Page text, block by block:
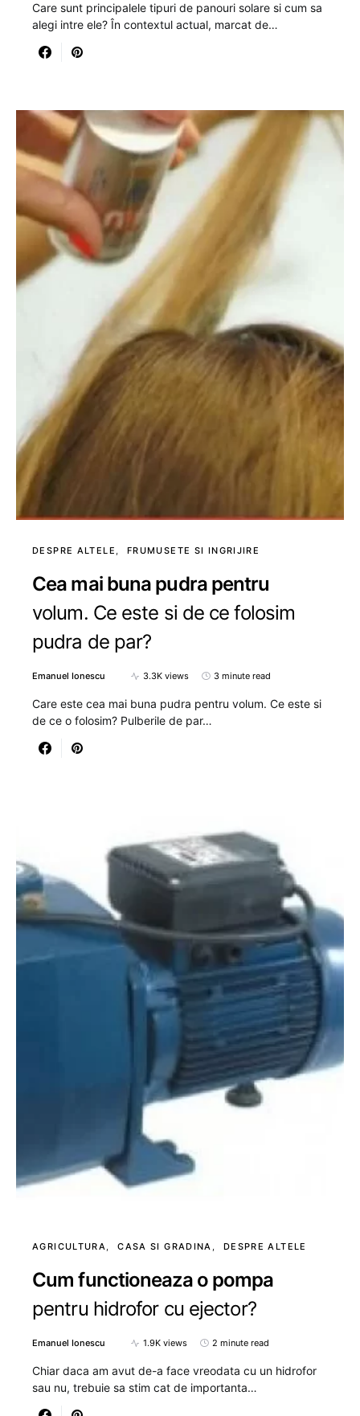
Care sunt principalele tipuri de panouri solare si cum sa
alegi intre ele? În contextul actual, marcat de…
DESPRE ALTELE FRUMUSETE SI INGRIJIRE
Cea mai buna pudra pentru
volum. Ce este si de ce folosim
pudra de par?
Emanuel Ionescu 3.3K views 3 minute read
Care este cea mai buna pudra pentru volum. Ce este si
de ce o folosim? Pulberile de par…
AGRICULTURA CASA SI GRADINA DESPRE ALTELE
Cum functioneaza o pompa
pentru hidrofor cu ejector?
Emanuel Ionescu 1.9K views 2 minute read
Chiar daca am avut de-a face vreodata cu un hidrofor
sau nu, trebuie sa stim cat de importanta…